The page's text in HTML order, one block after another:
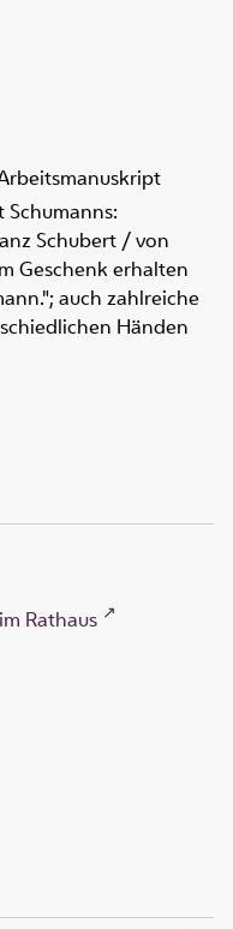
Schubert / von
Geschenk erhalten
auch zahlreiche
Händen
Rathaus